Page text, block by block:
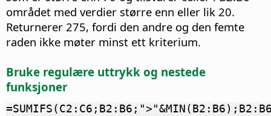
området med verdier større enn eller lik 20.
Returnerer 275, fordi den andre og den femte
raden ikke møter minst ett kriterium.
Bruke regulære uttrykk og nestede
funksjoner